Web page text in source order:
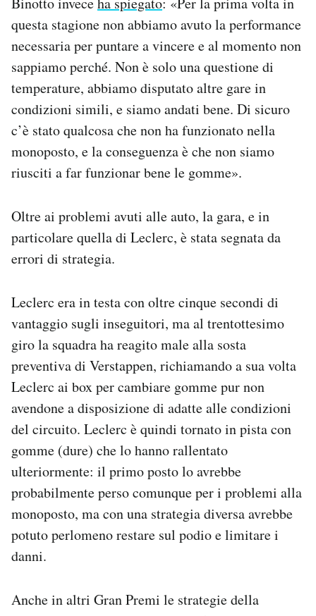
questa stagione non abbiamo avuto la performance
necessaria per puntare a vincere e al momento non
sappiamo perché. Non è solo una questione di
temperature, abbiamo disputato altre gare in
condizioni simili, e siamo andati bene. Di sicuro
c’è stato qualcosa che non ha funzionato nella
monoposto, e la conseguenza è che non siamo
riusciti a far funzionar bene le gomme».
Oltre ai problemi avuti alle auto, la gara, e in
particolare quella di Leclerc, è stata segnata da
errori di strategia.
Leclerc era in testa con oltre cinque secondi di
vantaggio sugli inseguitori, ma al trentottesimo
giro la squadra ha reagito male alla sosta
preventiva di Verstappen, richiamando a sua volta
Leclerc ai box per cambiare gomme pur non
avendone a disposizione di adatte alle condizioni
del circuito. Leclerc è quindi tornato in pista con
gomme (dure) che lo hanno rallentato
ulteriormente: il primo posto lo avrebbe
probabilmente perso comunque per i problemi alla
monoposto, ma con una strategia diversa avrebbe
potuto perlomeno restare sul podio e limitare i
danni.
Anche in altri Gran Premi le strategie della